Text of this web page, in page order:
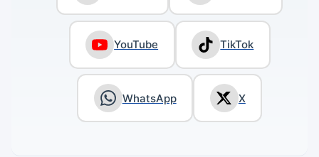
YouTube TikTok
WhatsApp X